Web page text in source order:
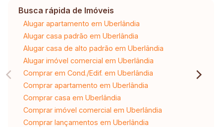
Busca rápida de Imóveis
Alugar apartamento em Uberlândia
Alugar casa padrão em Uberlândia
Alugar casa de alto padrão em Uberlândia
Alugar imóvel comercial em Uberlândia
Comprar em Cond./Edif. em Uberlândia
Comprar apartamento em Uberlândia
Comprar casa em Uberlândia
Comprar imóvel comercial em Uberlândia
Comprar lançamentos em Uberlândia